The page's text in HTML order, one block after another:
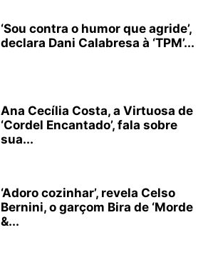
‘Sou contra o humor que agride’,
declara Dani Calabresa à ‘TPM’...
Ana Cecília Costa, a Virtuosa de
‘Cordel Encantado’, fala sobre
sua...
‘Adoro cozinhar’, revela Celso
Bernini, o garçom Bira de ‘Morde
&...